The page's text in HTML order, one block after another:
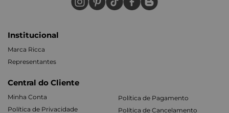
Institucional
Marca Ricca
Representantes
Central do Cliente
Minha Conta
Política de Privacidade
Política de Pagamento
Política de Cancelamento